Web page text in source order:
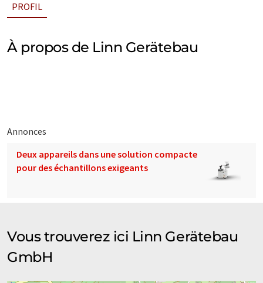
PROFIL
À propos de Linn Gerätebau
Annonces
Deux appareils dans une solution compacte
pour des échantillons exigeants
Vous trouverez ici Linn Gerätebau
GmbH